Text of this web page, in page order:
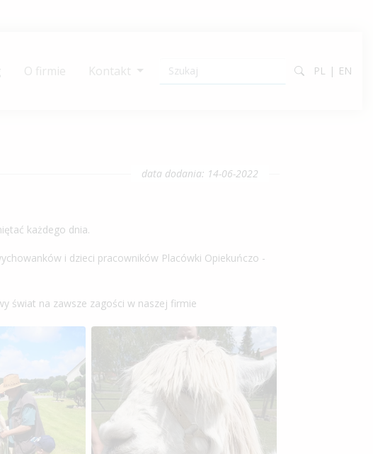
O firmie Kontakt PL EN
data dodania: 14-06-2022
każdego dnia.
i dzieci pracowników Placówki Opiekuńczo -
świat na zawsze zagości w naszej firmie